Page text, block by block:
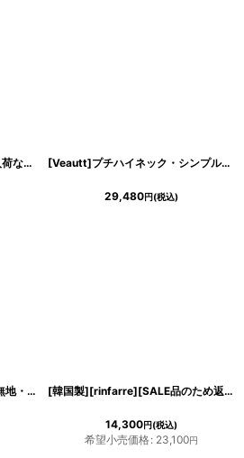
[SALE品のため返品不可＆再入荷なしの現品限り][韓国製][rinfarre]ブラック・フリル・半袖・チェリー・さくらんぼ・プリント・Vネック・カシュクール・マキシ・ロングドレス・ラップ・ワンピース[MIRIN着用][送料無料] [Veautt]プチハイネック・シンプル・オープンショルダー・半袖・タイト・ミニドレス・ワンピース[MIRIN着用]《送料＆代引き手数料無料》
29,480円(税込)
[韓国製][rinfarre]シンプル・無地・Vネック・カシュクール・フリルスリーブ・半袖・マキシ・ミディアムドレス・ワンピース[MIRIN着用] [韓国製][rinfarre][SALE品のため返品不可＆再入荷なしの現品限り]シンプル・サテン生地・胸元カット・背中開き・ストレッチ・ハイネック・ノースリーブ・ロングドレス[MIRIN・れお着用]
14,300円(税込)
希望小売価格: 23,100円